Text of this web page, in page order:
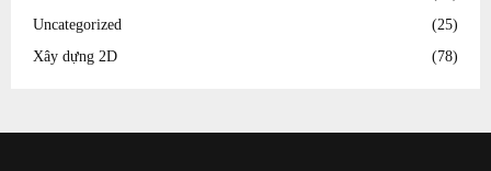
Uncategorized
(25)
Xây dựng 2D
(78)